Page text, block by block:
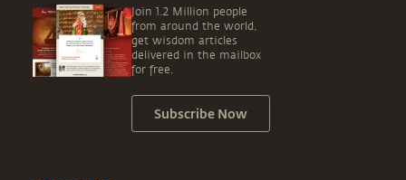
Join 1.2 Million people
from around the world,
get wisdom articles
delivered in the mailbox
for free.
Subscribe Now